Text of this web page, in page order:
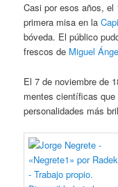
Casi por esos años, el
primera misa en la
bóveda. El público
frescos de Miguel
El 7 de noviembre de
mentes científicas
personalidades más